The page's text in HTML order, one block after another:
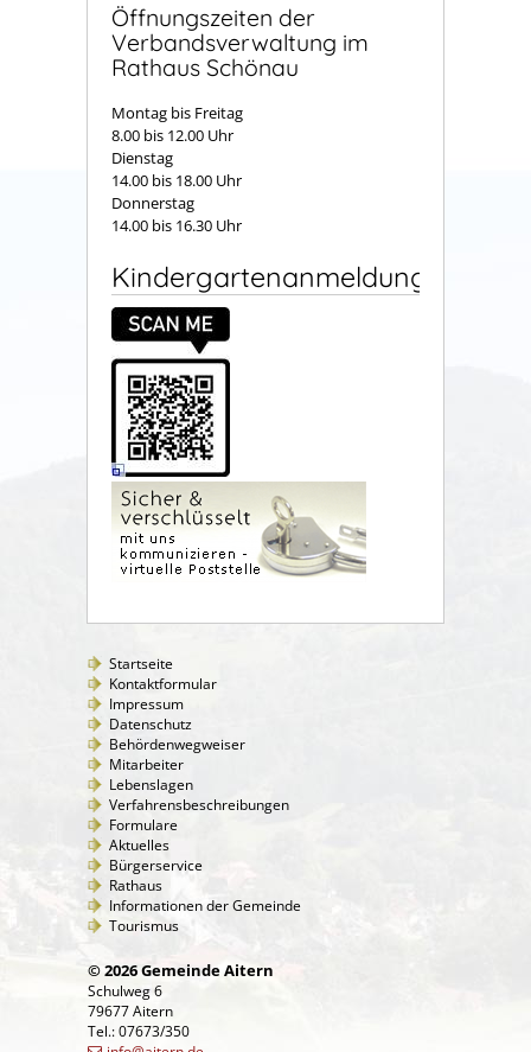
Öffnungszeiten der
Verbandsverwaltung im
Rathaus Schönau
Montag bis Freitag
8.00 bis 12.00 Uhr
Dienstag
14.00 bis 18.00 Uhr
Donnerstag
14.00 bis 16.30 Uhr
Kindergartenanmeldung
Startseite
Kontaktformular
Impressum
Datenschutz
Behördenwegweiser
Mitarbeiter
Lebenslagen
Verfahrensbeschreibungen
Formulare
Aktuelles
Bürgerservice
Rathaus
Informationen der Gemeinde
Tourismus
© 2026 Gemeinde Aitern
Schulweg 6
79677 Aitern
Tel.: 07673/350